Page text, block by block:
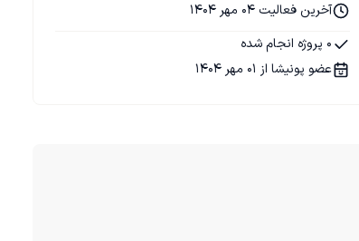
آخرین فعالیت 04 مهر 1404
0 پروژه انجام شده
عضو پونیشا از 01 مهر 1404